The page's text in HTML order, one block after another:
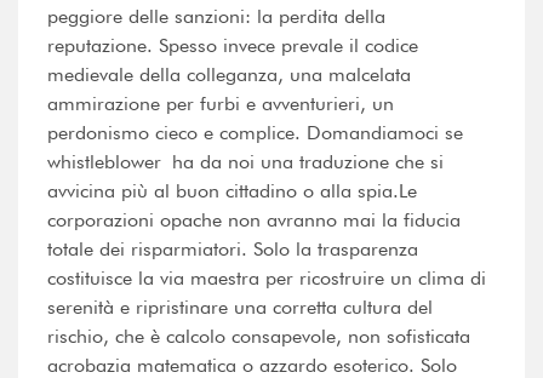
peggiore delle sanzioni: la perdita della
reputazione. Spesso invece prevale il codice
medievale della colleganza, una malcelata
ammirazione per furbi e avventurieri, un
perdonismo cieco e complice. Domandiamoci se
whistleblower ha da noi una traduzione che si
avvicina più al buon cittadino o alla spia.Le
corporazioni opache non avranno mai la fiducia
totale dei risparmiatori. Solo la trasparenza
costituisce la via maestra per ricostruire un clima di
serenità e ripristinare una corretta cultura del
rischio, che è calcolo consapevole, non sofisticata
acrobazia matematica o azzardo esoterico. Solo